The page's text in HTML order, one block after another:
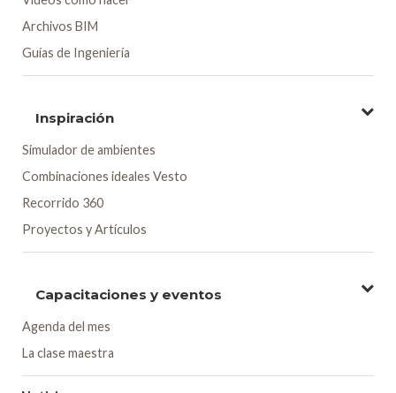
Archivos BIM
Guías de Ingeniería
Inspiración
Simulador de ambientes
Combinaciones ideales Vesto
Recorrido 360
Proyectos y Artículos
Capacitaciones y eventos
Agenda del mes
La clase maestra